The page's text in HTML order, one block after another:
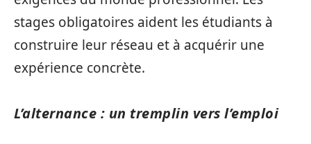
stages obligatoires aident les étudiants à
construire leur réseau et à acquérir une
expérience concrète.
L’alternance : un tremplin vers l’emploi